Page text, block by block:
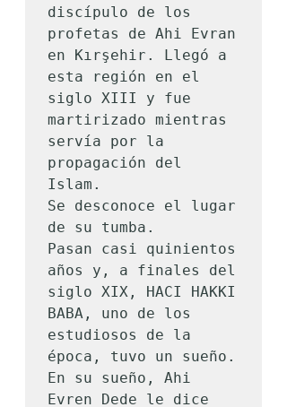
discípulo de los
profetas de Ahi Evran
en Kırşehir. Llegó a
esta región en el
siglo XIII y fue
martirizado mientras
servía por la
propagación del
Islam.
Se desconoce el lugar
de su tumba.
Pasan casi quinientos
años y, a finales del
siglo XIX, HACI HAKKI
BABA, uno de los
estudiosos de la
época, tuvo un sueño.
En su sueño, Ahi
Evren Dede le dice